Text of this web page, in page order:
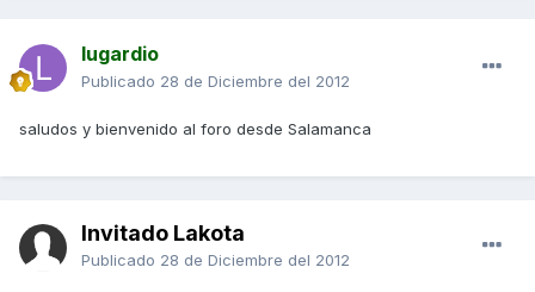
lugardio
Publicado 28 de Diciembre del 2012
saludos y bienvenido al foro desde Salamanca
Invitado Lakota
Publicado 28 de Diciembre del 2012